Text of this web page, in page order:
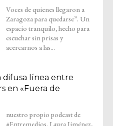
acercarnos a las...
difusa línea entre
en «Fuera de